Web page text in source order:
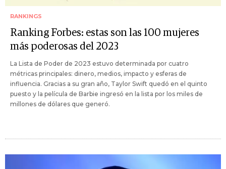
RANKINGS
Ranking Forbes: estas son las 100 mujeres
más poderosas del 2023
La Lista de Poder de 2023 estuvo determinada por cuatro
métricas principales: dinero, medios, impacto y esferas de
influencia. Gracias a su gran año, Taylor Swift quedó en el quinto
puesto y la película de Barbie ingresó en la lista por los miles de
millones de dólares que generó.